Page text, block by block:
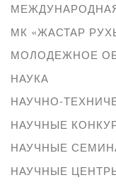
МК «ЖАСТАР
МОЛОДЕЖНОЕ
НАУКА
НАУЧНО-
НАУЧНЫЕ
НАУЧНЫЕ
НАУЧНЫЕ